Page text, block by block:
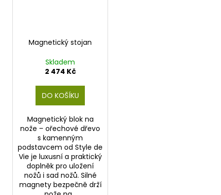
Magnetický stojan
Skladem
2 474 Kč
DO KOŠÍKU
Magnetický blok na
nože – ořechové dřevo
s kamenným
podstavcem od Style de
Vie je luxusní a praktický
doplněk pro uložení
nožů i sad nožů. Silné
magnety bezpečně drží